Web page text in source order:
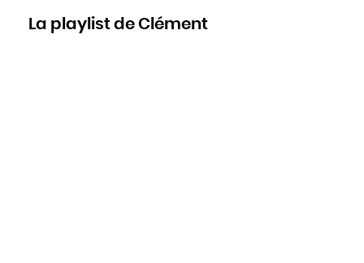
La playlist de Clément